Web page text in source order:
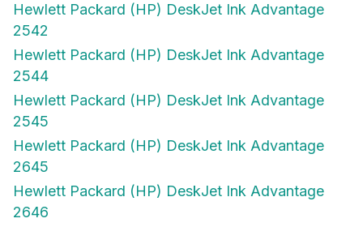
Hewlett Packard (HP) DeskJet Ink Advantage
2542
Hewlett Packard (HP) DeskJet Ink Advantage
2544
Hewlett Packard (HP) DeskJet Ink Advantage
2545
Hewlett Packard (HP) DeskJet Ink Advantage
2645
Hewlett Packard (HP) DeskJet Ink Advantage
2646